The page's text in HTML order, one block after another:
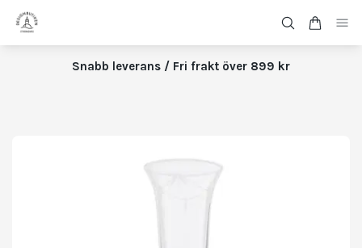
Snabb leverans / Fri frakt över 899 kr